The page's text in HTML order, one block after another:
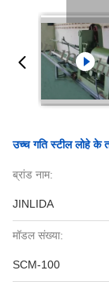
उच्च गति स्टील लोहे के
ब्रांड नाम:
JINLIDA
मॉडल संख्या:
SCM-100